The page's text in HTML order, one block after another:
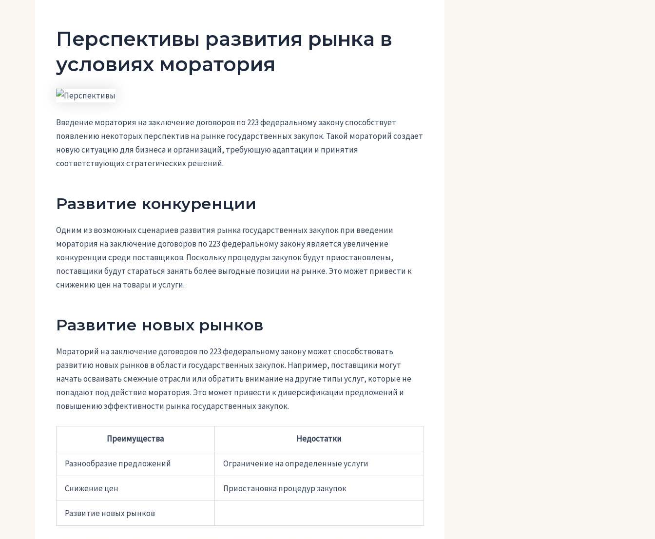
Перспективы развития рынка в
условиях моратория
Введение моратория на заключение договоров по 223 федеральному закону способствует
появлению некоторых перспектив на рынке государственных закупок. Такой мораторий создает
новую ситуацию для бизнеса и организаций, требующую адаптации и принятия
соответствующих стратегических решений.
Развитие конкуренции
Одним из возможных сценариев развития рынка государственных закупок при введении
моратория на заключение договоров по 223 федеральному закону является увеличение
конкуренции среди поставщиков. Поскольку процедуры закупок будут приостановлены,
поставщики будут стараться занять более выгодные позиции на рынке. Это может привести к
снижению цен на товары и услуги.
Развитие новых рынков
Мораторий на заключение договоров по 223 федеральному закону может способствовать
развитию новых рынков в области государственных закупок. Например, поставщики могут
начать осваивать смежные отрасли или обратить внимание на другие типы услуг, которые не
попадают под действие моратория. Это может привести к диверсификации предложений и
повышению эффективности рынка государственных закупок.
Преимущества Недостатки
Разнообразие предложений Ограничение на определенные услуги
Снижение цен Приостановка процедур закупок
Развитие новых рынков